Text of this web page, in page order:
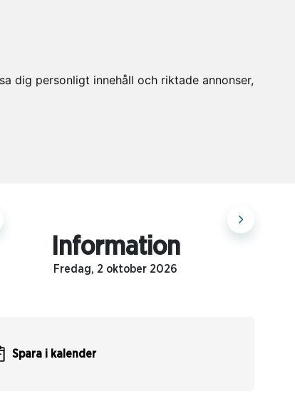
dig personligt innehåll och riktade annonser,
Information
Fredag, 2 oktober 2026
Spara i kalender